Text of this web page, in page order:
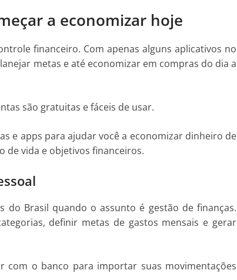
a economizar hoje
financeiro. Com apenas alguns aplicativos no
metas e até economizar em compras do dia a
são gratuitas e fáceis de usar.
e apps para ajudar você a economizar dinheiro de
de vida e objetivos financeiros.
do Brasil quando o assunto é gestão de finanças.
definir metas de gastos mensais e gerar
com o banco para importar suas movimentações